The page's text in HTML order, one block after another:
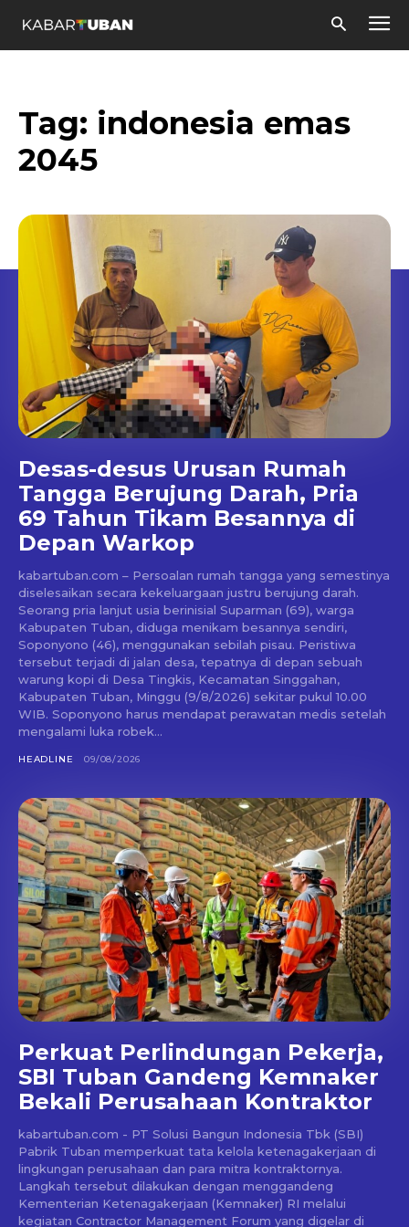
Tag: indonesia emas
2045
Desas-desus Urusan Rumah
Tangga Berujung Darah, Pria
69 Tahun Tikam Besannya di
Depan Warkop
kabartuban.com – Persoalan rumah tangga yang semestinya
diselesaikan secara kekeluargaan justru berujung darah.
Seorang pria lanjut usia berinisial Suparman (69), warga
Kabupaten Tuban, diduga menikam besannya sendiri,
Soponyono (46), menggunakan sebilah pisau. Peristiwa
tersebut terjadi di jalan desa, tepatnya di depan sebuah
warung kopi di Desa Tingkis, Kecamatan Singgahan,
Kabupaten Tuban, Minggu (9/8/2026) sekitar pukul 10.00
WIB. Soponyono harus mendapat perawatan medis setelah
mengalami luka robek...
HEADLINE 09/08/2026
Perkuat Perlindungan Pekerja,
SBI Tuban Gandeng Kemnaker
Bekali Perusahaan Kontraktor
kabartuban.com - PT Solusi Bangun Indonesia Tbk (SBI)
Pabrik Tuban memperkuat tata kelola ketenagakerjaan di
lingkungan perusahaan dan para mitra kontraktornya.
Langkah tersebut dilakukan dengan menggandeng
Kementerian Ketenagakerjaan (Kemnaker) RI melalui
kegiatan Contractor Management Forum yang digelar di